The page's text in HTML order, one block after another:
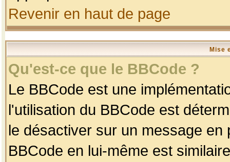
Revenir en haut de page
Mise
Qu'est-ce que le BBCode ?
Le BBCode est une
l'utilisation du BBCode est
le désactiver sur un message
BBCode en lui-même est